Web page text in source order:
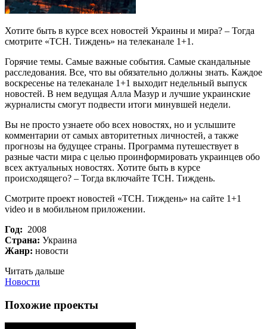
Хотите быть в курсе всех новостей Украины и мира? – Тогда
смотрите «ТСН. Тиждень» на телеканале 1+1.
Горячие темы. Самые важные события. Самые скандальные
расследования. Все, что вы обязательно должны знать. Каждое
воскресенье на телеканале 1+1 выходит недельный выпуск
новостей. В нем ведущая Алла Мазур и лучшие украинские
журналисты смогут подвести итоги минувшей недели.
Вы не просто узнаете обо всех новостях, но и услышите
комментарии от самых авторитетных личностей, а также
прогнозы на будущее страны. Программа путешествует в
разные части мира с целью проинформировать украинцев обо
всех актуальных новостях. Хотите быть в курсе
происходящего? – Тогда включайте ТСН. Тиждень.
Смотрите проект новостей «ТСН. Тиждень» на сайте 1+1
video и в мобильном приложении.
Год: 2008
Страна: Украина
Жанр: новости
Читать дальше
Новости
Похожие проекты